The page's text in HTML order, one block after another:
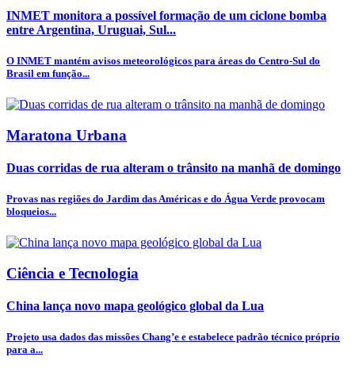
INMET monitora a possível formação de um ciclone bomba
entre Argentina, Uruguai, Sul...
O INMET mantém avisos meteorológicos para áreas do Centro-Sul do
Brasil em função...
Maratona Urbana
Duas corridas de rua alteram o trânsito na manhã de domingo
Provas nas regiões do Jardim das Américas e do Água Verde provocam
bloqueios...
Ciência e Tecnologia
China lança novo mapa geológico global da Lua
Projeto usa dados das missões Chang’e e estabelece padrão técnico próprio
para a...